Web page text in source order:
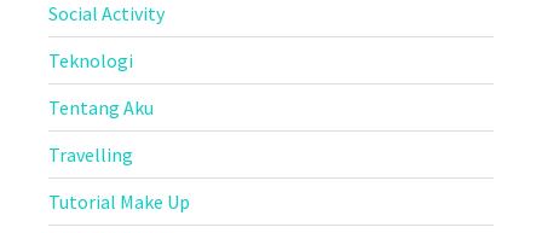
Social Activity
Teknologi
Tentang Aku
Travelling
Tutorial Make Up